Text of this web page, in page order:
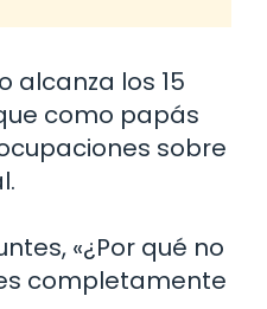
alcanza los 15
como papás
sobre
«¿Por qué no
completamente